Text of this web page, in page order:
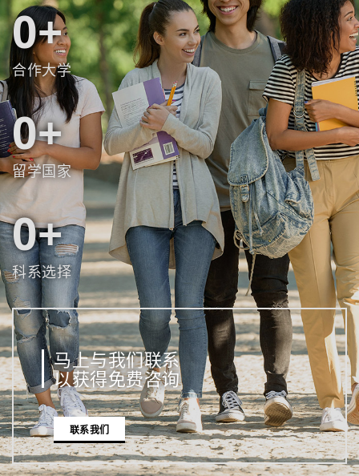
0
合作大学
0
留学国家
0
科系选择
马上与我们联系
以获得免费咨询
联系我们